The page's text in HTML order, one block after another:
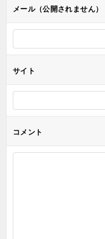
ン
メール（公開されません）
サイト
コメント